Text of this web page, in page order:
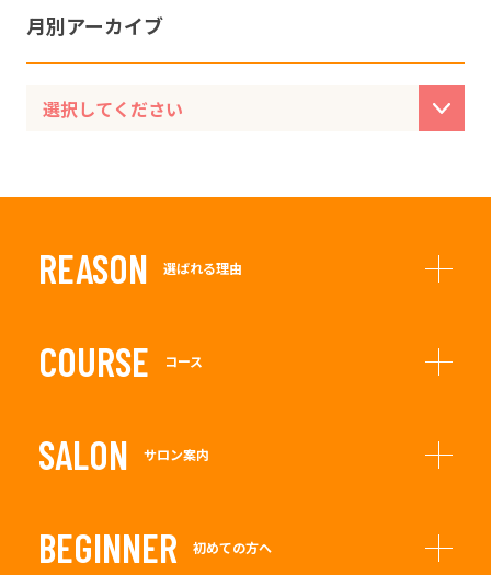
月別アーカイブ
REASON 選ばれる理由
COURSE コース
SALON サロン案内
BEGINNER 初めての方へ